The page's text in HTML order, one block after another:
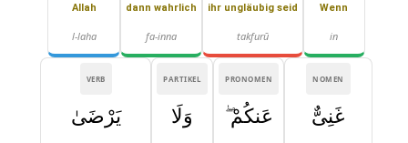
Wenn
in
ihr ungläubig seid
takfurū
dann wahrlich
fa-inna
Allah
l-laha
NOMEN
غَنِىٌّ
PRONOMEN
عَنكُمْ ۖ
PARTIKEL
وَلَا
VERB
يَرْضَىٰ